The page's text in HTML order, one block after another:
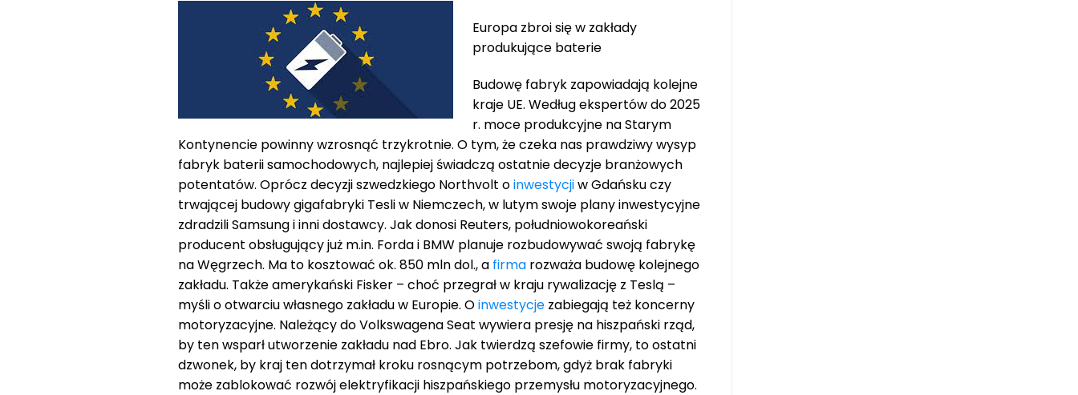
Europa zbroi się w zakłady
produkujące baterie
Budowę fabryk zapowiadają kolejne
kraje UE. Według ekspertów do 2025
r. moce produkcyjne na Starym
Kontynencie powinny wzrosnąć trzykrotnie. O tym, że czeka nas prawdziwy wysyp
fabryk baterii samochodowych, najlepiej świadczą ostatnie decyzje branżowych
potentatów. Oprócz decyzji szwedzkiego Northvolt oinwestycjiw Gdańsku czy
trwającej budowy gigafabryki Tesli w Niemczech, w lutym swoje plany inwestycyjne
zdradzili Samsung i inni dostawcy. Jak donosi Reuters, południowokoreański
producent obsługujący już m.in. Forda i BMW planuje rozbudowywać swoją fabrykę
na Węgrzech. Ma to kosztować ok. 850 mln dol., a firma rozważa budowę kolejnego
zakładu. Także amerykański Fisker – choć przegrał w kraju rywalizację z Teslą –
myśli o otwarciu własnego zakładu w Europie. Oinwestycje zabiegają też koncerny
motoryzacyjne. Należący do Volkswagena Seat wywiera presję na hiszpański rząd,
by ten wsparł utworzenie zakładu nad Ebro. Jak twierdzą szefowie firmy, to ostatni
dzwonek, by kraj ten dotrzymał kroku rosnącym potrzebom, gdyż brak fabryki
może zablokować rozwój elektryfikacji hiszpańskiego przemysłu motoryzacyjnego.